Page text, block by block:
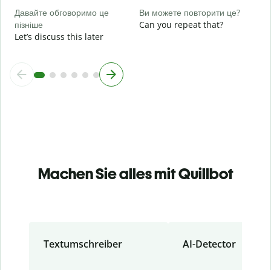
Давайте обговоримо це
пізніше
Let’s discuss this later
Ви можете повторити це?
Can you repeat that?
Machen Sie alles mit Quillbot
Textumschreiber AI-Detector